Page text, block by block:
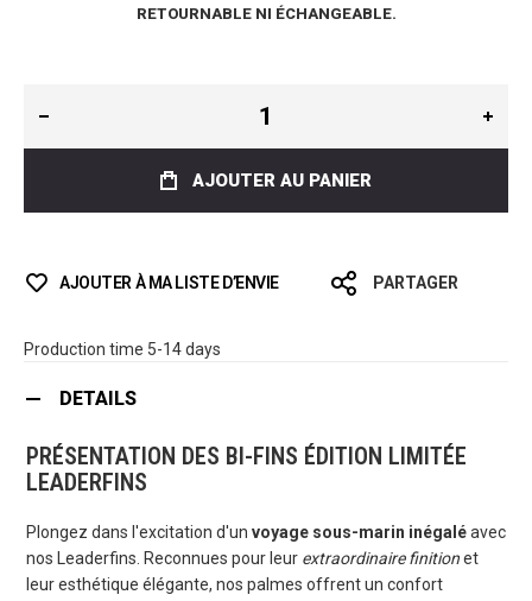
RETOURNABLE NI ÉCHANGEABLE.
AJOUTER AU PANIER
AJOUTER À MA LISTE D’ENVIE PARTAGER
Production time 5-14 days
DETAILS
PRÉSENTATION DES BI-FINS ÉDITION LIMITÉE
LEADERFINS
Plongez dans l'excitation d'un voyage sous-marin inégaléavec
nos Leaderfins. Reconnues pour leur extraordinaire finitionet
leur esthétique élégante, nos palmes offrent un confort